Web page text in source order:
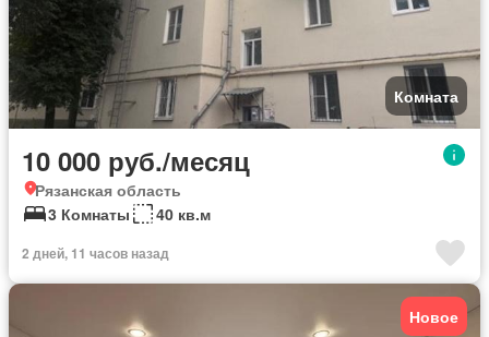
Комната
10 000 руб./месяц
Рязанская область
3 Комнаты
40 кв.м
2 дней, 11 часов назад
Новое